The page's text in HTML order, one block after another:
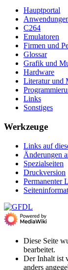
Hauptportal
C264
Emulatoren
Firmen und
Glossar
Grafik und
Hardware
Literatur und
Links
Sonstiges
Werkzeuge
Links auf
Änderungen
Spezialseiten
Druckversion
Permanenter
Diese Seite
bearbeitet.
Der Inhalt ist
anders